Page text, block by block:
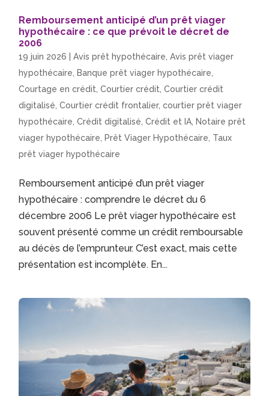
Remboursement anticipé d’un prêt viager
hypothécaire : ce que prévoit le décret de
2006
19 juin 2026 |Avis prêt hypothécaire ,Avis prêt viager
hypothécaire ,Banque prêt viager hypothécaire
Courtage en crédit ,Courtier crédit ,Courtier crédit
digitalisé ,Courtier crédit frontalier,courtier prêt viager
hypothécaire ,Crédit digitalisé ,Crédit et IA ,Notaire prêt
viager hypothécaire ,Prêt Viager Hypothécaire Taux
prêt viager hypothécaire
Remboursement anticipé d’un prêt viager
hypothécaire : comprendre le décret du 6
décembre 2006 Le prêt viager hypothécaire est
souvent présenté comme un crédit remboursable
au décès de l’emprunteur. C’est exact, mais cette
présentation est incomplète. En...